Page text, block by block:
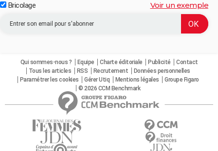
Bricolage Voir un exemple
Qui sommes-nous ? Equipe Charte éditoriale Publicité
Contact
Tous les articles
RSS Recrutement
Données personnelles
Paramétrer les cookies
Gérer Utiq Mentions légales
Groupe Figaro
© 2026 CCM Benchmark